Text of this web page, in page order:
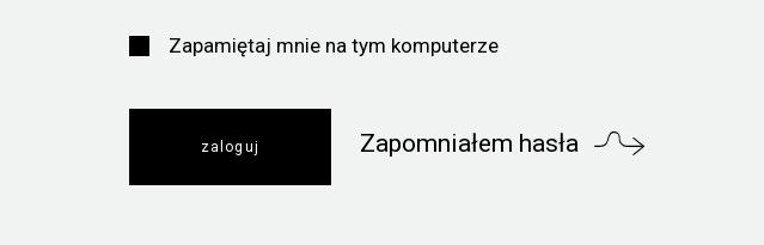
Zapamiętaj mnie na tym komputerze
Zapomniałem hasła